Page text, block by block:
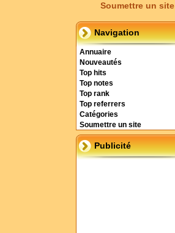
Soumettre un site
Navigation
Annuaire
Nouveautés
Top hits
Top notes
Top rank
Top referrers
Catégories
Soumettre un site
Publicité